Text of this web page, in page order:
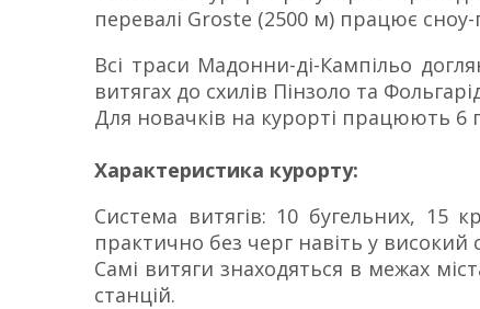
перевалі Groste (2500 м) працює
Всі траси Мадонни-ді-Кампільо
витягах до схилів Пінзоло та
Для новачків на курорті працюють 6
Характеристика курорту:
Система витягів: 10 бугельних, 15
практично без черг навіть у високий
Самі витяги знаходяться в межах
станцій.